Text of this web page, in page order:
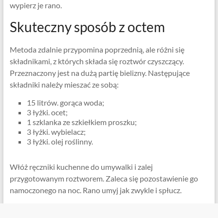
wypierz je rano.
Skuteczny sposób z octem
Metoda zdalnie przypomina poprzednią, ale różni się
składnikami, z których składa się roztwór czyszczący.
Przeznaczony jest na dużą partię bielizny. Następujące
składniki należy mieszać ze sobą:
15 litrów. gorąca woda;
3 łyżki. ocet;
1 szklanka ze szkiełkiem proszku;
3 łyżki. wybielacz;
3 łyżki. olej roślinny.
Włóż ręczniki kuchenne do umywalki i zalej
przygotowanym roztworem. Zaleca się pozostawienie go
namoczonego na noc. Rano umyj jak zwykle i spłucz.